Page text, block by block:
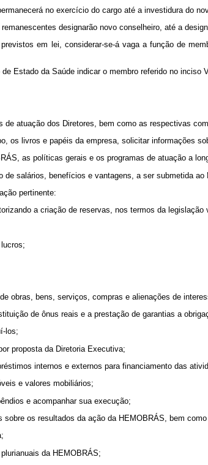
no exercício do cargo até a investidura do
designarão novo conselheiro, até a
em lei, considerar-se-á vaga a função de
Estado da Saúde indicar o membro referido no inciso
atuação dos Diretores, bem como as respectivas
os livros e papéis da empresa, solicitar informações
as políticas gerais e os programas de atuação a
salários, benefícios e vantagens, a ser submetida
pertinente:
a criação de reservas, nos termos da legislação
obras, bens, serviços, compras e alienações de
de ônus reais e a prestação de garantias a
los;
proposta da Diretoria Executiva;
internos e externos para financiamento das
e valores mobiliários;
e acompanhar sua execução;
os resultados da ação da HEMOBRÁS, bem
da HEMOBRÁS;